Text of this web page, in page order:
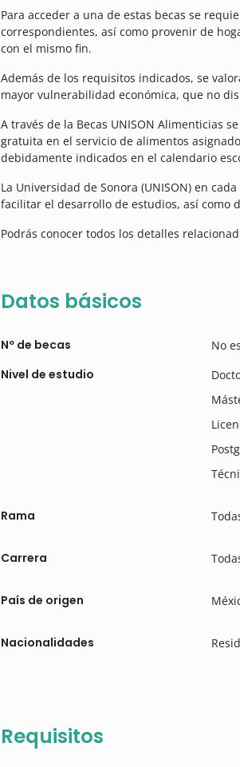
Para acceder a una de estas becas se
correspondientes, así como provenir de
con el mismo fin.
Además de los requisitos indicados, se
mayor vulnerabilidad económica, que no
A través de la Becas UNISON Alimenticias
gratuita en el servicio de alimentos
debidamente indicados en el calendario
La Universidad de Sonora (UNISON) en
facilitar el desarrollo de estudios, así como
Podrás conocer todos los detalles
Datos básicos
Nº de becas No
Nivel de estudio
Rama
Carrera
País de origen
Nacionalidades
Requisitos